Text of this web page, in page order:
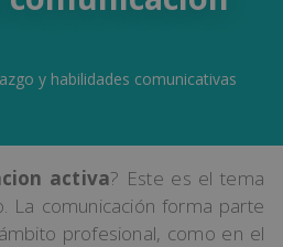
y habilidades comunicativas
activa? Este es el tema
La comunicación forma parte
profesional, como en el